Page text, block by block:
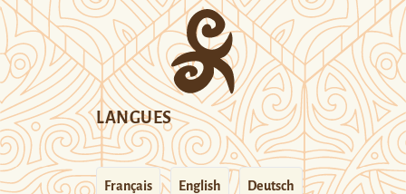
LANGUES
Français English Deutsch